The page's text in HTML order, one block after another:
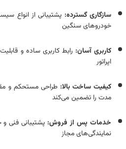
سازگاری گسترده: پشتیبانی از انواع
خودروهای سنگین
کاربری آسان: رابط کاربری ساده و
اپراتور
کیفیت ساخت بالا: طراحی مستحکم و
مدت را تضمین می‌کند
خدمات پس از فروش: پشتیبانی فنی
نمایندگی‌های مجاز